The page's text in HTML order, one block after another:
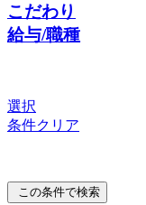
こだわり
給与/職種
選択
条件クリア
この条件で検索